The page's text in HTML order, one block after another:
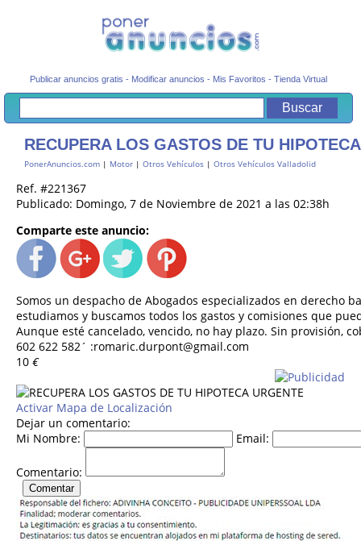
Publicar anuncios gratis - Modificar anuncios - Mis Favoritos -Tienda Virtual
RECUPERA LOS GASTOS DE TU
PonerAnuncios.com | Motor | Otros Vehículos | Otros Vehículos Valladolid
Ref. #221367
Publicado: Domingo, 7 de Noviembre de 2021 a las 02:38h
Comparte este anuncio:
Somos un despacho de Abogados especializados en derecho
estudiamos y buscamos todos los gastos y comisiones que
Aunque esté cancelado, vencido, no hay plazo. Sin provisión,
602 622 582´ :romaric.durpont@gmail.com
10 €
Activar Mapa de Localización
Dejar un comentario:
Mi Nombre:
Email:
Comentario: